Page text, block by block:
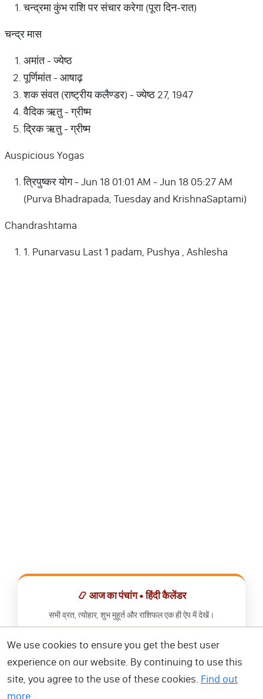
चन्द्रमा कुंभ राशि पर संचार करेगा (पूरा दिन-रात)
चन्द्र मास
अमांत - ज्येष्ठ
पूर्णिमांत - आषाढ़
शक संवत (राष्ट्रीय कलैण्डर) - ज्येष्ठ 27, 1947
वैदिक ऋतु - ग्रीष्म
द्रिक ऋतु - ग्रीष्म
Auspicious Yogas
त्रिपुष्कर योग - Jun 18 01:01 AM - Jun 18 05:27 AM
(Purva Bhadrapada, Tuesday and KrishnaSaptami)
Chandrashtama
1. Punarvasu Last 1 padam, Pushya , Ashlesha
📿 आज का पंचांग • हिंदी कैलेंडर
सभी व्रत, त्योहार, शुभ मुहूर्त और राशिफल एक ही ऐप में देखें।
📅 हिंदी कैलेंडर ऐप डाउनलोड करें
We use cookies to ensure you get the best user
experience on our website. By continuing to use this
site, you agree to the use of these cookies. Find out
more